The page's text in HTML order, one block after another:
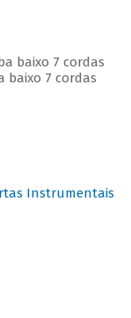
baixo 7 cordas
baixo 7 cordas
Instrumentais